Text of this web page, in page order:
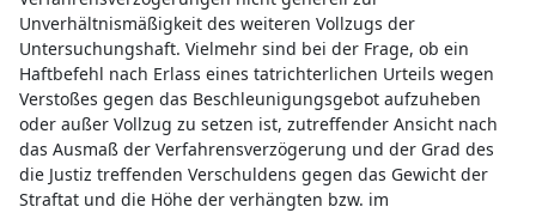
Unverhältnismäßigkeit des weiteren Vollzugs der
Untersuchungshaft. Vielmehr sind bei der Frage, ob ein
Haftbefehl nach Erlass eines tatrichterlichen Urteils wegen
Verstoßes gegen das Beschleunigungsgebot aufzuheben
oder außer Vollzug zu setzen ist, zutreffender Ansicht nach
das Ausmaß der Verfahrensverzögerung und der Grad des
die Justiz treffenden Verschuldens gegen das Gewicht der
Straftat und die Höhe der verhängten bzw. im